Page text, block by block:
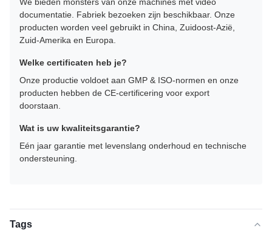
documentatie. Fabriek bezoeken zijn beschikbaar. Onze
producten worden veel gebruikt in China, Zuidoost-Azië,
Zuid-Amerika en Europa.
Welke certificaten heb je?
Onze productie voldoet aan GMP & ISO-normen en onze
producten hebben de CE-certificering voor export
doorstaan.
Wat is uw kwaliteitsgarantie?
Eén jaar garantie met levenslang onderhoud en technische
ondersteuning.
Tags